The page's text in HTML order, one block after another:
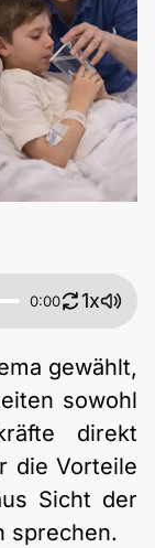
0:00 1x
gewählt,
sowohl
direkt
die Vorteile
Sicht der
sprechen.